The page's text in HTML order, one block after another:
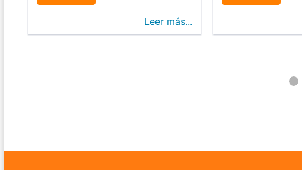
Leer más...